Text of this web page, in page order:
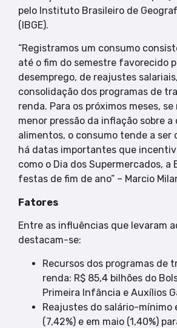
pelo Instituto Brasileiro de
(IBGE).
“Registramos um consumo
até o fim do semestre favorecido
desemprego, de reajustes
consolidação dos programas de
renda. Para os próximos meses,
menor pressão da inflação sobre a
alimentos, o consumo tende a ser
há datas importantes que
como o Dia dos Supermercados, a
festas de fim de ano” – Marcio
Fatores
Entre as influências que levaram
destacam-se:
Recursos dos programas de
renda: R$ 85,4 bilhões do
Primeira Infância e Auxílios
Reajustes do salário-mínimo
(7,42%) e em maio (1,40%)